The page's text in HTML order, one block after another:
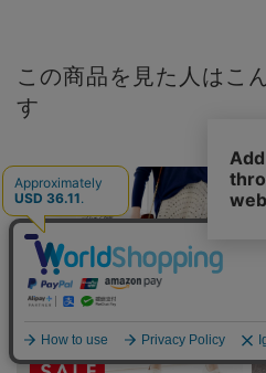
この商品を見た人はこ
す